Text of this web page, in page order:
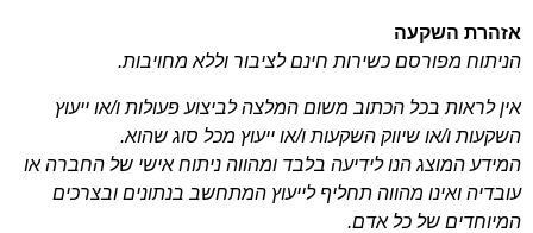
אזהרת השקעה
הניתוח מפורסם כשירות חינם לציבור וללא מחויבות.
אין לראות בכל הכתוב משום המלצה לביצוע פעולות ו/או ייעוץ
השקעות ו/או שיווק השקעות ו/או ייעוץ מכל סוג שהוא.
המידע המוצג הנו לידיעה בלבד ומהווה ניתוח אישי של החברה או
עובדיה ואינו מהווה תחליף לייעוץ המתחשב בנתונים ובצרכים
המיוחדים של כל אדם.